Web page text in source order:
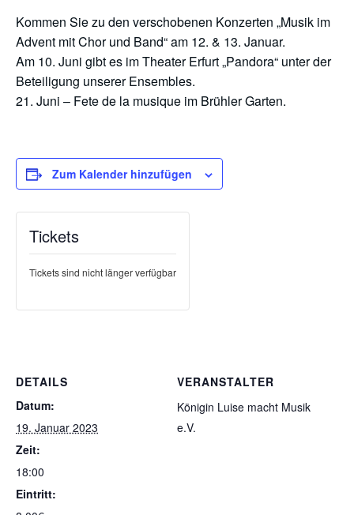
Kommen Sie zu den verschobenen Konzerten „Musik im
Advent mit Chor und Band“ am 12. & 13. Januar.
Am 10. Juni gibt es im Theater Erfurt „Pandora“ unter der
Beteiligung unserer Ensembles.
21. Juni – Fete de la musique im Brühler Garten.
Zum Kalender hinzufügen
DETAILS
Datum:
19. Januar 2023
Zeit:
18:00
Eintritt:
VERANSTALTER
Königin Luise macht Musik
e.V.
Tickets
Tickets sind nicht länger verfügbar